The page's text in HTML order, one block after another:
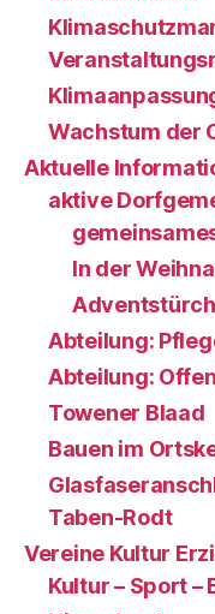
Wachstum der
Aktuelle
aktive
In der
Abteilung:
Abteilung:
Towener Blaad
Bauen im
Taben-Rodt
Vereine Kultur
Kultur – Sport –